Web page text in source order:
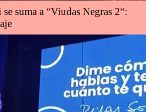
suma a “Viudas Negras 2“: